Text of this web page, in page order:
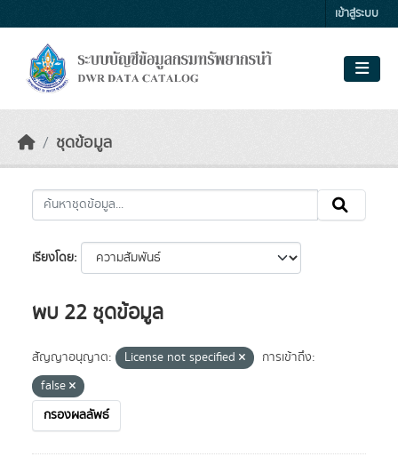
เข้าสู่ระบบ
ชุดข้อมูล
เรียงโดย
พบ 22 ชุดข้อมูล
สัญญาอนุญาต: License not specified
การเข้าถึง:
false
กรองผลลัพธ์